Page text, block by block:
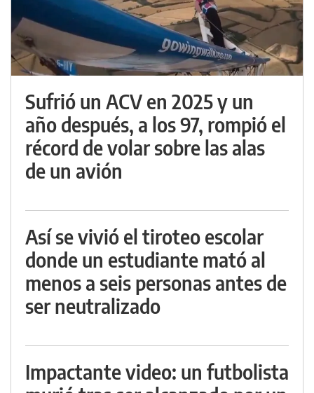
Sufrió un ACV en 2025 y un
año después, a los 97, rompió el
récord de volar sobre las alas
de un avión
Así se vivió el tiroteo escolar
donde un estudiante mató al
menos a seis personas antes de
ser neutralizado
Impactante video: un futbolista